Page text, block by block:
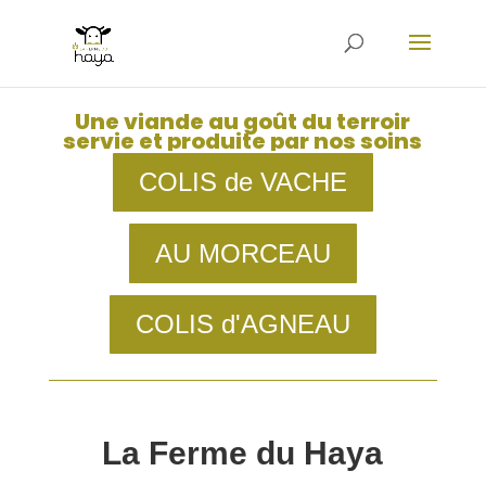
Une viande au goût du terroir
servie et produite par nos soins
COLIS de VACHE
AU MORCEAU
COLIS d'AGNEAU
La Ferme du Haya